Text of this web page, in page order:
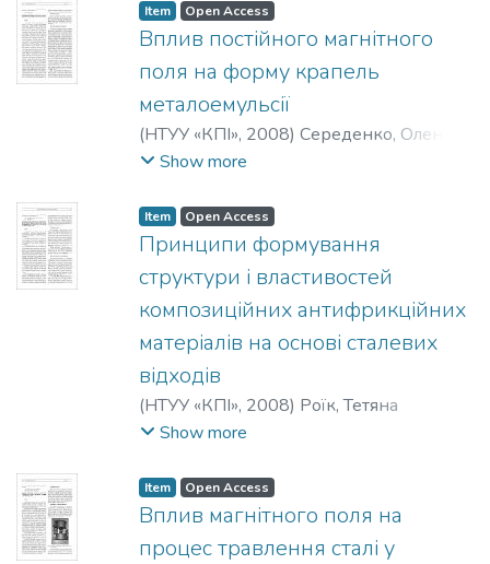
Миколаївна;Дегула, Андрій Іванович
Item Open Access
Вплив постійного магнітного
поля на форму крапель
металоемульсії
(НТУУ «КПІ», 2008) Середенко, Олена
Володимирівна
Show more
Item Open Access
Принципи формування
структури і властивостей
композиційних антифрикційних
матеріалів на основі сталевих
відходів
(НТУУ «КПІ», 2008) Роїк, Тетяна
Анатоліївна;Холявко, Валерія
Луференко, Олександр Сергійович
Show more
Item Open Access
Вплив магнітного поля на
процес травлення сталі у